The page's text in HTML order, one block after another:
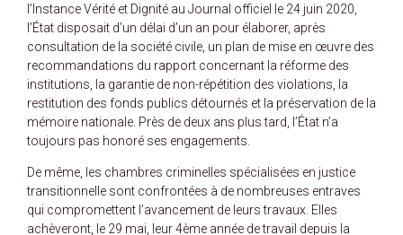
l’Instance Vérité et Dignité au Journal officiel le 24 juin 2020,
l’État disposait d’un délai d’un an pour élaborer, après
consultation de la société civile, un plan de mise en œuvre des
recommandations du rapport concernant la réforme des
institutions, la garantie de non-répétition des violations, la
restitution des fonds publics détournés et la préservation de la
mémoire nationale. Près de deux ans plus tard, l’État n’a
toujours pas honoré ses engagements.
De même, les chambres criminelles spécialisées en justice
transitionnelle sont confrontées à de nombreuses entraves
qui compromettent l’avancement de leurs travaux. Elles
achèveront, le 29 mai, leur 4ème année de travail depuis la